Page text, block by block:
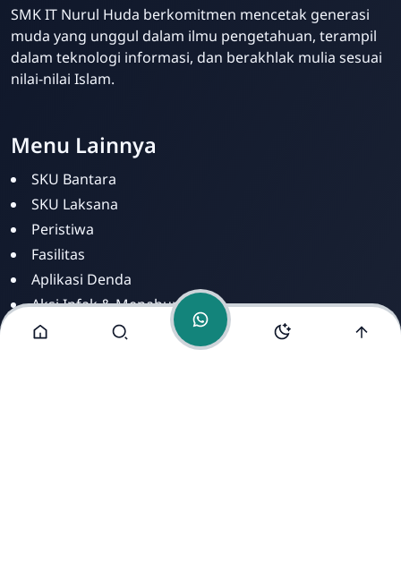
SMK IT Nurul Huda berkomitmen mencetak generasi
muda yang unggul dalam ilmu pengetahuan, terampil
dalam teknologi informasi, dan berakhlak mulia sesuai
nilai-nilai Islam.
Menu Lainnya
SKU Bantara
SKU Laksana
Peristiwa
Fasilitas
Aplikasi Denda
Aksi Infak & Menabung
Dashboar Infak